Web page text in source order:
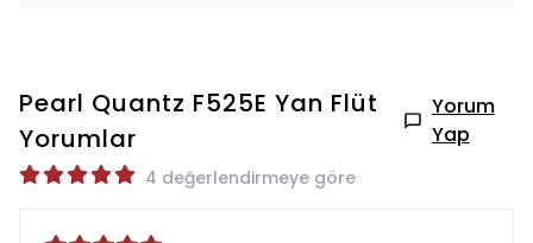
Pearl Quantz F525E Yan Flüt
Yorumlar
Yorum
Yap
4 değerlendirmeye göre